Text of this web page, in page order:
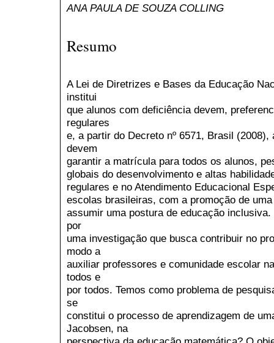
ANA PAULA DE SOUZA COLLING
Resumo
A Lei de Diretrizes e Bases da Educação
institui
que alunos com deficiência devem,
regulares
e, a partir do Decreto nº 6571, Brasil
devem
garantir a matrícula para todos os alunos,
globais do desenvolvimento e altas
regulares e no Atendimento Educacional
escolas brasileiras, com a promoção de
assumir uma postura de educação
por
uma investigação que busca contribuir no
modo a
auxiliar professores e comunidade escolar
todos e
por todos. Temos como problema de
se
constitui o processo de aprendizagem de
Jacobsen, na